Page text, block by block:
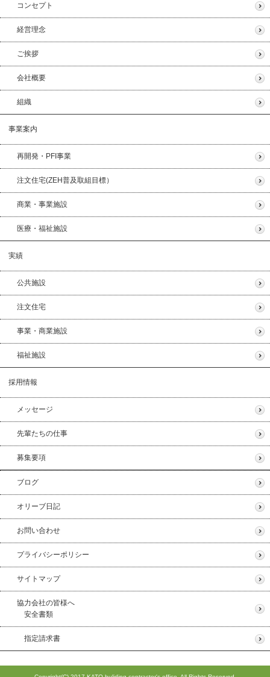
コンセプト
経営理念
ご挨拶
会社概要
組織
事業案内
再開発・PFI事業
注文住宅(ZEH普及取組目標）
商業・事業施設
医療・福祉施設
実績
公共施設
注文住宅
事業・商業施設
福祉施設
採用情報
メッセージ
先輩たちの仕事
募集要項
ブログ
オリーブ日記
お問い合わせ
プライバシーポリシー
サイトマップ
協力会社の皆様へ
安全書類
指定請求書